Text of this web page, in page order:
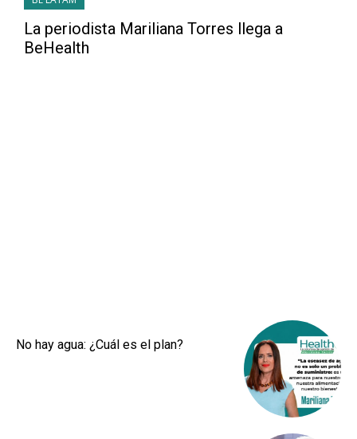
La periodista Mariliana Torres llega a
BeHealth
No hay agua: ¿Cuál es el plan?